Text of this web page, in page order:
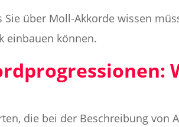
Sie über Moll-Akkorde wissen
einbauen können.
die bei der Beschreibung von